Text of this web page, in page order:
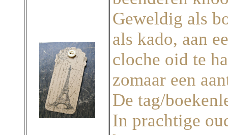
Geweldig als
als kado, aan
cloche oid te
zomaar een
De tag/
In prachtige